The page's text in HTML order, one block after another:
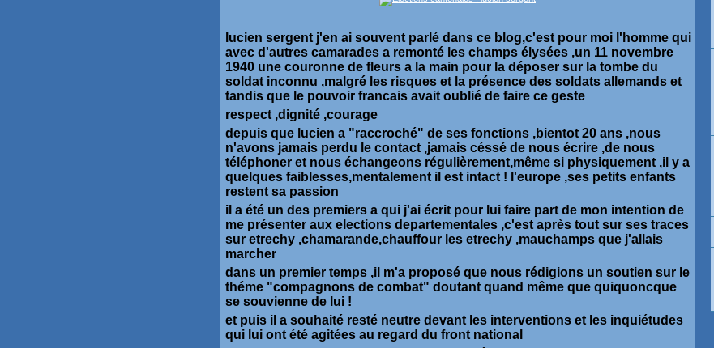
lucien sergent j'en ai souvent parlé dans ce blog,c'est pour moi l'homme qui
avec d'autres camarades a remonté les champs élysées ,un 11 novembre
1940 une couronne de fleurs a la main pour la déposer sur la tombe du
soldat inconnu ,malgré les risques et la présence des soldats allemands et
tandis que le pouvoir francais avait oublié de faire ce geste
respect ,dignité ,courage
depuis que lucien a "raccroché" de ses fonctions ,bientot 20 ans ,nous
n'avons jamais perdu le contact ,jamais céssé de nous écrire ,de nous
téléphoner et nous échangeons régulièrement,même si physiquement ,il y a
quelques faiblesses,mentalement il est intact ! l'europe ,ses petits enfants
restent sa passion
il a été un des premiers a qui j'ai écrit pour lui faire part de mon intention de
me présenter aux elections departementales ,c'est après tout sur ses traces
sur etrechy ,chamarande,chauffour les etrechy ,mauchamps que j'allais
marcher
dans un premier temps ,il m'a proposé que nous rédigions un soutien sur le
théme "compagnons de combat" doutant quand même que quiquoncque
se souvienne de lui !
et puis il a souhaité resté neutre devant les interventions et les inquiétudes
qui lui ont été agitées au regard du front national